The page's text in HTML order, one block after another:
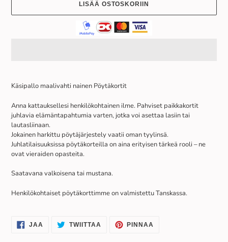
LISÄÄ OSTOSKORIIN
ostoskoriin
Käsipallo maalivahti nainen Pöytäkortit
Anna kattauksellesi henkilökohtainen ilme. Pahviset paikkakortit
juhlavia elämäntapahtumia varten, jotka voi asettaa lasiin tai
lautasliinaan.
Jokainen harkittu pöytäjärjestely vaatii oman tyylinsä.
Juhlatilaisuuksissa pöytäkorteilla on aina erityisen tärkeä rooli – ne
ovat vieraiden opasteita.
Saatavana valkoisena tai mustana.
Henkilökohtaiset pöytäkorttimme on valmistettu Tanskassa.
JAA
FACEBOOKISSA
TWIITTAA TWIITTAA
TWITTERISSÄ
PINNAA